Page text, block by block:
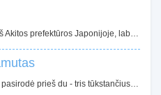
Akita Inu kildinama iš Akitos prefektūros Japonijoje, labiausiai į šiaurę nutolusios vietovės Honsiu saloje. Iš čia ir pavadinimas Akita. Tuo tarpu Inu japonų kalboje reiškia šunį. Tiksliai nežinoma kada Akita Inu buvo prijaukinta, tačiau jau senuose raštuose užfiksuoti Akitos protėviai su tokiomis pat riestomis uodegomis ir stačiomis ausimis.
Aliaskos malamutas pasirodė prieš du - tris tūkstančius metų Aliaskoje. Manoma, kad Aliaskos malamutai kilę iš arktinio vilko, todėl šios veislės kailio spalvos taip primena vilko spalvas - pilki atspalviai, tačiau pasitaiko smėlio, rausvos ar net baltos spalvos atstovų.